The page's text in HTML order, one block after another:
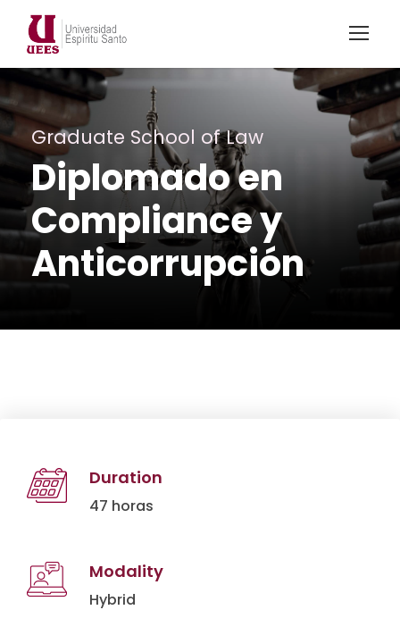
Graduate School of Law
Diplomado en
Compliance y
Anticorrupción
Duration
47 horas
Modality
Hybrid